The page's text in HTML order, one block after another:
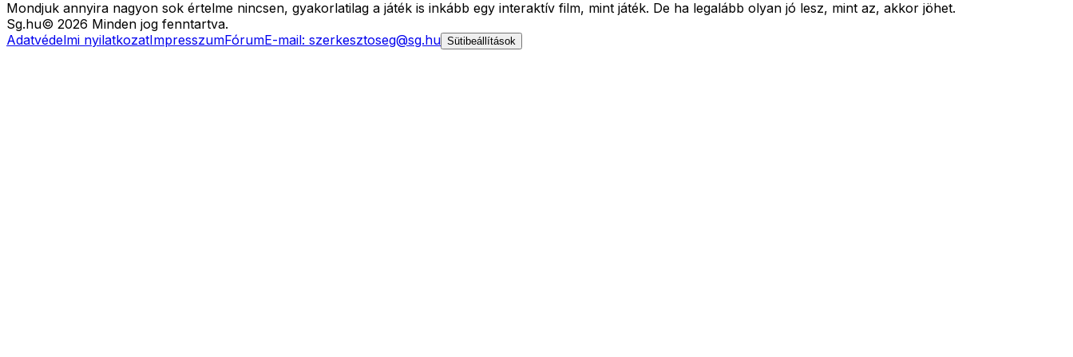
Mondjuk annyira nagyon sok értelme nincsen, gyakorlatilag a játék is inkább egy interaktív film, mint játék. De ha legalább olyan jó lesz, mint az, akkor jöhet.
Sg.hu© 2026 Minden jog fenntartva.
Adatvédelmi nyilatkozatImpresszumFórumE-mail: szerkesztoseg@sg.hu Sütibeállítások